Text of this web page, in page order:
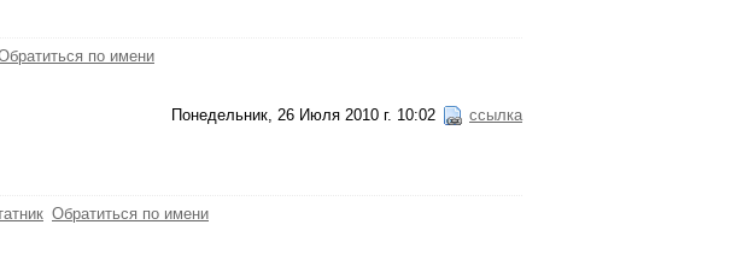
по имени
Понедельник, 26 Июля 2010 г. 10:02 ссылка
Обратиться по имени